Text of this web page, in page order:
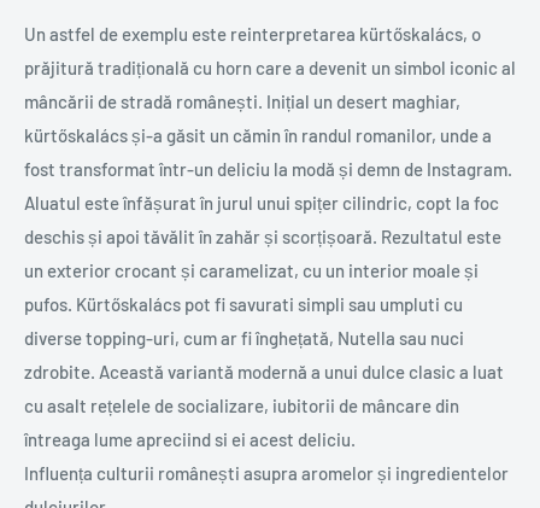
Un astfel de exemplu este reinterpretarea kürtőskalács, o
prăjitură tradițională cu horn care a devenit un simbol iconic al
mâncării de stradă românești. Inițial un desert maghiar,
kürtőskalács și-a găsit un cămin în randul romanilor, unde a
fost transformat într-un deliciu la modă și demn de Instagram.
Aluatul este înfășurat în jurul unui spițer cilindric, copt la foc
deschis și apoi tăvălit în zahăr și scorțișoară. Rezultatul este
un exterior crocant și caramelizat, cu un interior moale și
pufos. Kürtőskalács pot fi savurati simpli sau umpluti cu
diverse topping-uri, cum ar fi înghețată, Nutella sau nuci
zdrobite. Această variantă modernă a unui dulce clasic a luat
cu asalt rețelele de socializare, iubitorii de mâncare din
întreaga lume apreciind si ei acest deliciu.
Influența culturii românești asupra aromelor și ingredientelor